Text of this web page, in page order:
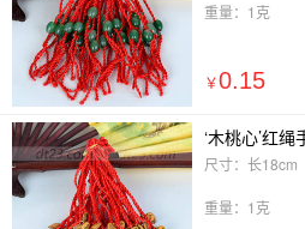
重量：1克
￥0.15
‘木桃心’红绳
尺寸：长18cm
重量：1克